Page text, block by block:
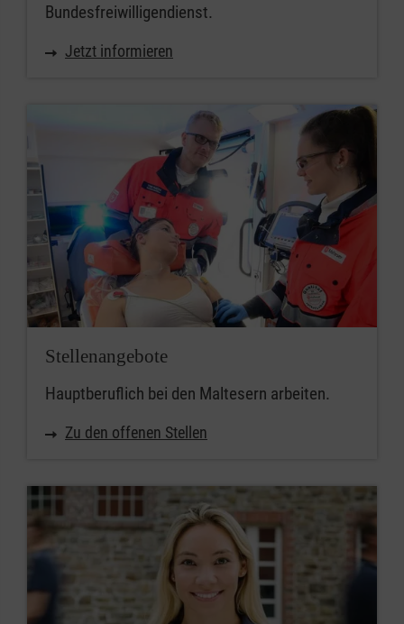
Bundesfreiwilligendienst.
Jetzt informieren
Stellenangebote
Hauptberuflich bei den Maltesern arbeiten.
Zu den offenen Stellen